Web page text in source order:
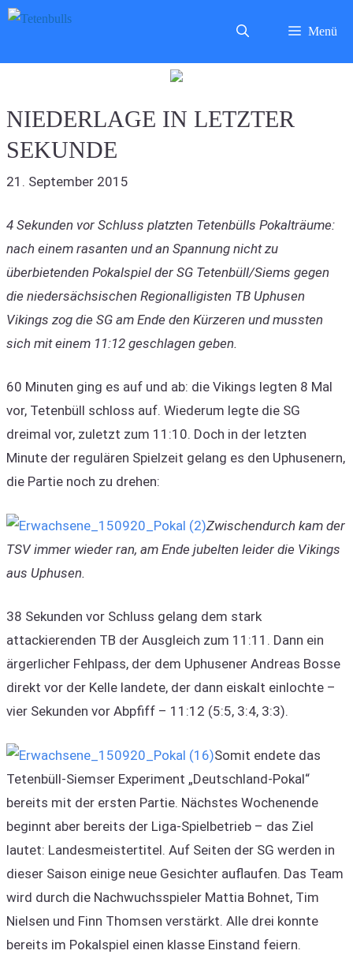
Zum
Menü
NIEDERLAGE IN LETZTER
SEKUNDE
21. September 2015
4 Sekunden vor Schluss platzten Tetenbülls Pokalträume:
nach einem rasanten und an Spannung nicht zu
überbietenden Pokalspiel der SG Tetenbüll/Siems gegen
die niedersächsischen Regionalligisten TB Uphusen
Vikings zog die SG am Ende den Kürzeren und mussten
sich mit einem 11:12 geschlagen geben.
60 Minuten ging es auf und ab: die Vikings legten 8 Mal
vor, Tetenbüll schloss auf. Wiederum legte die SG
dreimal vor, zuletzt zum 11:10. Doch in der letzten
Minute der regulären Spielzeit gelang es den Uphusenern,
die Partie noch zu drehen:
Zwischendurch kam der
TSV immer wieder ran, am Ende jubelten leider die Vikings
aus Uphusen.
38 Sekunden vor Schluss gelang dem stark
attackierenden TB der Ausgleich zum 11:11. Dann ein
ärgerlicher Fehlpass, der dem Uphusener Andreas Bosse
direkt vor der Kelle landete, der dann eiskalt einlochte –
vier Sekunden vor Abpfiff – 11:12 (5:5, 3:4, 3:3).
Somit endete das
Tetenbüll-Siemser Experiment „Deutschland-Pokal“
bereits mit der ersten Partie. Nächstes Wochenende
beginnt aber bereits der Liga-Spielbetrieb – das Ziel
lautet: Landesmeistertitel. Auf Seiten der SG werden in
dieser Saison einige neue Gesichter auflaufen. Das Team
wird durch die Nachwuchsspieler Mattia Bohnet, Tim
Nielsen und Finn Thomsen verstärkt. Alle drei konnte
bereits im Pokalspiel einen klasse Einstand feiern.